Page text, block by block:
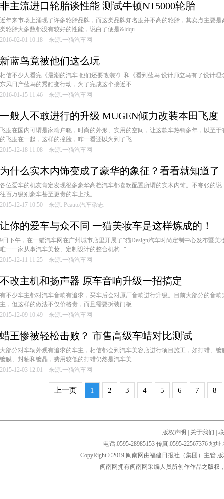
非主流进口轮胎谈性能 测试牛顿NT5000轮胎
近年来市场上涌现了许多轮胎品牌，而这类品牌知名度并不高的轮胎，其卖点主要
类轮胎大多数都没有较好的性能，说白了便是&ldqu...
2016-02-01 10:18 来源:一猫汽车网
新蓝鸟竟被他们这么玩
相信不少人看完《最潮的汽车 他们还要改装?》和《看到蓝鸟 设计师立马有了设计
东风日产蓝鸟的秀酷变行动，为了完成这个接近不...
2016-01-15 11:46 来源:一猫汽车网
一般人不敢进行的升级 MUGEN倾力改装本田飞度
飞度在国内可谓是家喻户晓，时尚的外形、实用的空间，让这款车热销多年，以至
的飞度在一起，这样的撞脸，咋一看还以为到了飞...
2015-12-18 11:08 来源:一猫汽车网
为什么实木内饰变成了豪华的象征？看看就知道了
各位爱车的机友肯定发现很多豪华高档汽车都喜欢配置所谓的实木内饰。不夸张的
往百万级别豪车甚至更贵的车上找。 ...
2015-12-17 10:50 来源: Pcauto汽车杂志
让你的爱车与众不同 一猫美妆车是这样炼成的！
9日下午，在一猫汽车网在广州城市店里开展了"猫Design汽车时尚定制中心发布暨
唯一一家从事汽车美妆、定制设计的整合机构--"...
2015-12-11 11:25 来源:一猫汽车网
不改主机和扬声器 原车音响升级一招搞定
有不少车主都对汽车音响有追求，买车后会对原厂音响进行升级。目前大部分的音
主，但这样的做法不仅价格贵，而且需要拆装门板...
2015-12-09 10:49 来源:一猫汽车网
蜡王惨被轻松击败？ 市售高级车蜡对比测试
大部分对车辆外观有追求的车主，相信都会到汽车美容店进行项目施工，如打蜡、
镀膜、封釉和镀晶，费用较低的打蜡仍然是汽车美...
2015-12-03 12:01 来源:一猫汽车网
上一页 1 2 3 4 5 6 7 8
版权声明 关于我们
电话:0595-28985153 传真:0595-22567376 地
CopyRight ©2019 闽南网由福建日报社（集团）主管
闽南网拥有闽南网采编人员所创作作品之版